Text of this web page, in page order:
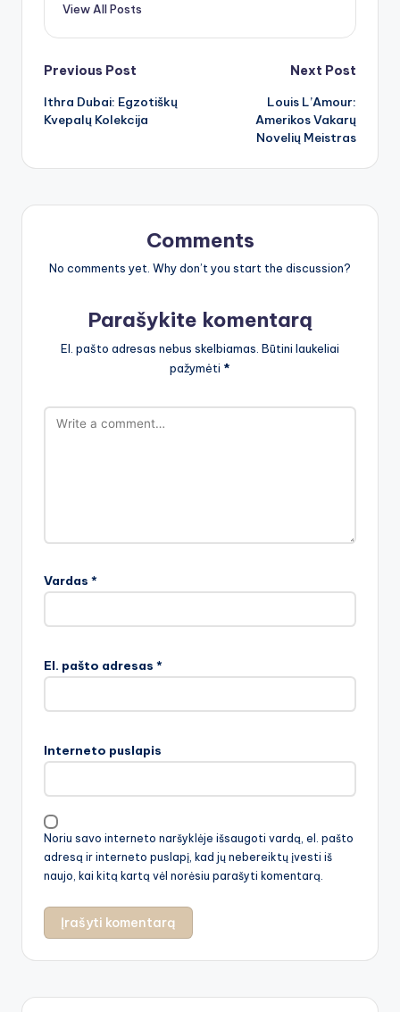
View All Posts
Post
navigation
Previous Post
Ithra Dubai: Egzotiškų
Kvepalų Kolekcija
Next Post
Louis L’Amour:
Amerikos Vakarų
Novelių Meistras
Comments
No comments yet. Why don’t you start the discussion?
Parašykite komentarą
El. pašto adresas nebus skelbiamas. Būtini laukeliai
pažymėti *
Vardas *
El. pašto adresas *
Interneto puslapis
Noriu savo interneto naršyklėje išsaugoti vardą, el. pašto
adresą ir interneto puslapį, kad jų nebereiktų įvesti iš
naujo, kai kitą kartą vėl norėsiu parašyti komentarą.